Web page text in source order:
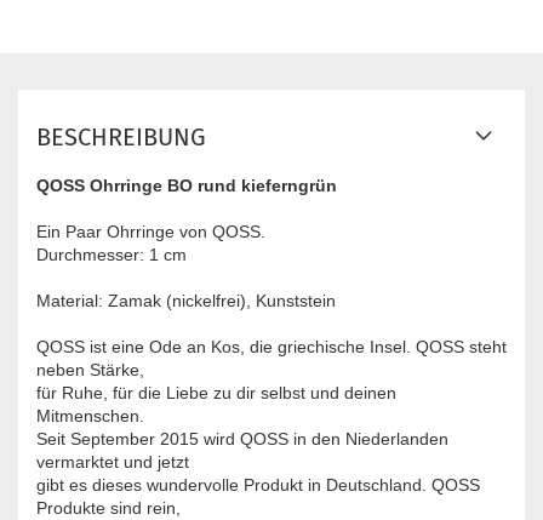
BESCHREIBUNG
QOSS Ohrringe BO rund kieferngrün
Ein Paar Ohrringe von QOSS.
​Durchmesser: 1 cm
Material: Zamak (nickelfrei), Kunststein
QOSS ist eine Ode an Kos, die griechische Insel. QOSS steht
neben Stärke,
für Ruhe, für die Liebe zu dir selbst und deinen
Mitmenschen.
Seit September 2015 wird QOSS in den Niederlanden
vermarktet und jetzt
gibt es dieses wundervolle Produkt in Deutschland. QOSS
Produkte sind rein,